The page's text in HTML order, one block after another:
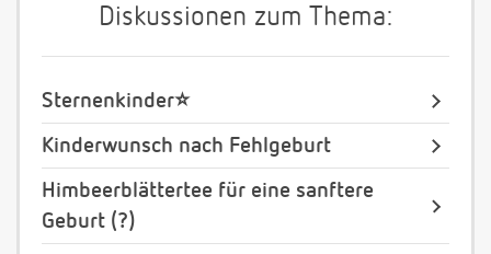
Diskussionen zum Thema:
Sternenkinder⭐️
Kinderwunsch nach Fehlgeburt
Himbeerblättertee für eine sanftere
Geburt (?)